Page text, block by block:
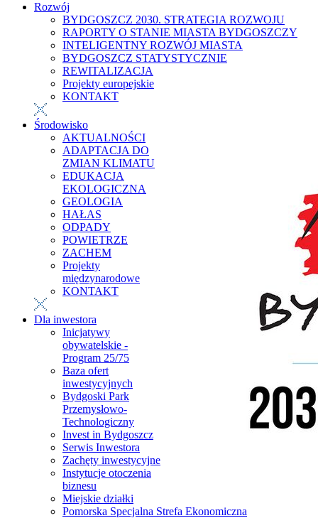
Rozwój
BYDGOSZCZ 2030. STRATEGIA ROZWOJU
RAPORTY O STANIE MIASTA BYDGOSZCZY
INTELIGENTNY ROZWÓJ MIASTA
BYDGOSZCZ STATYSTYCZNIE
REWITALIZACJA
Projekty europejskie
KONTAKT
Środowisko
AKTUALNOŚCI
ADAPTACJA DO
ZMIAN KLIMATU
EDUKACJA
EKOLOGICZNA
GEOLOGIA
HAŁAS
ODPADY
POWIETRZE
ZACHEM
Projekty
międzynarodowe
KONTAKT
Dla inwestora
Inicjatywy
obywatelskie -
Program 25/75
Baza ofert
inwestycyjnych
Bydgoski Park
Przemysłowo-
Technologiczny
Invest in Bydgoszcz
Serwis Inwestora
Zachęty inwestycyjne
Instytucje otoczenia
biznesu
Miejskie działki
Pomorska Specjalna Strefa Ekonomiczna